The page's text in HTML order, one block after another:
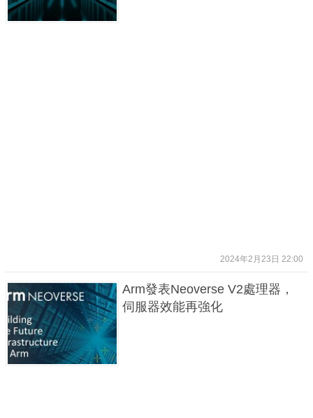
2024年2月23日 22:00
Arm發表Neoverse V2處理器，
伺服器效能再強化